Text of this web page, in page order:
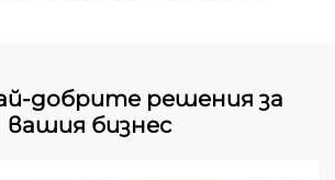
добрите решения за
вашия бизнес